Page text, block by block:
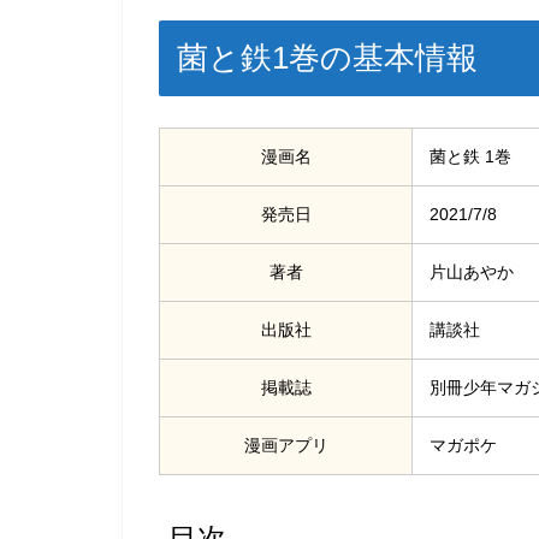
菌と鉄1巻の基本情報
漫画名 菌と鉄 1巻
発売日 2021/7/8
著者 片山あやか
出版社 講談社
掲載誌 別冊少年マガ
漫画アプリ マガポケ